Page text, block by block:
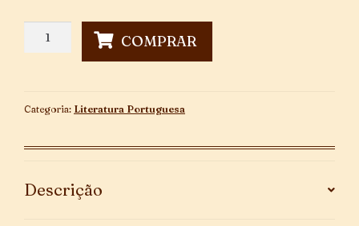
quantidade
COMPRAR
Categoria: Literatura Portuguesa
Descrição